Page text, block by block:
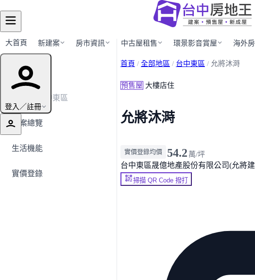
大首頁 新建案 房市資訊 中古屋租售 環景影音賞屋 海外
登入／註冊
建案導覽
← 返回台中東區
建案總覽
生活機能
實價登錄
首頁 / 全部地區 / 台中東區 / 允將沐溡
預售屋 大樓店住
允將沐溡
實價登錄均價 54.2 萬/坪
台中東區晟億地產股份有限公司(允將
掃描 QR Code 撥打